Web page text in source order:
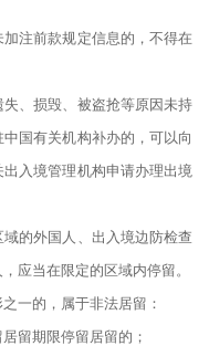
注前款规定信息的，不得在
、损毁、被盗抢等原因未持
国有关机构补办的，可以向
入境管理机构申请办理出境
的外国人、出入境边防检查
应当在限定的区域内停留。
一的，属于非法居留：
留期限停留居留的；